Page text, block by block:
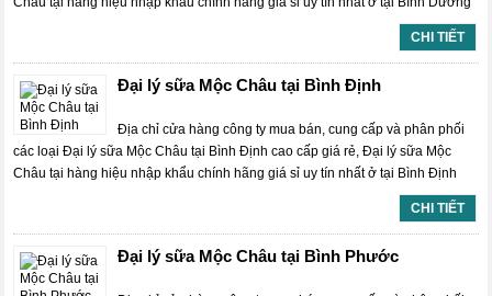
CHI TIẾT
Đại lý sữa Mộc Châu tại Bình Định
Địa chỉ cửa hàng công ty mua bán, cung cấp và phân phối
các loại Đại lý sữa Mộc Châu tại Bình Định cao cấp giá rẻ, Đại lý sữa Mộc
Châu tại hàng hiệu nhập khẩu chính hãng giá sỉ uy tín nhất ở tại Bình Định
CHI TIẾT
Đại lý sữa Mộc Châu tại Bình Phước